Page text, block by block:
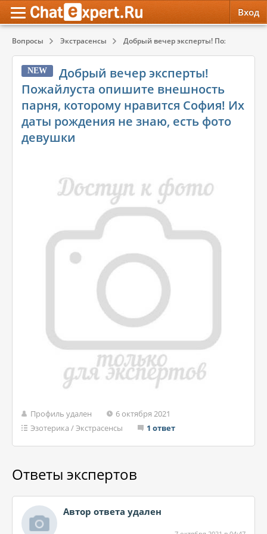
Вход
Вопросы Экстрасенсы Добрый вечер эксперты! Пожайлуста
NEW
Добрый вечер эксперты!
Пожайлуста опишите внешность
парня, которому нравится София! Их
даты рождения не знаю, есть фото
девушки
Профиль удален
6 октября 2021
Эзотерика /Экстрасенсы 1 ответ
Ответы экспертов
Автор ответа удален
Психология
Эзотерика
Красота, Здоровье
Психология
Эзотерика
Красота, Здоровье
Обратная связь
Служба поддержки
Правила сервиса